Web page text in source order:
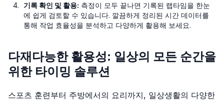
기록 확인 및 활용: 측정이 모두 끝나면 기록된 랩타임을 한눈
에 쉽게 검토할 수 있습니다. 깔끔하게 정리된 시간 데이터를
통해 작업 효율성을 분석하고 다양하게 활용해 보세요.
다재다능한 활용성: 일상의 모든 순간을
위한 타이밍 솔루션
스포츠 훈련부터 주방에서의 요리까지, 일상생활의 다양한